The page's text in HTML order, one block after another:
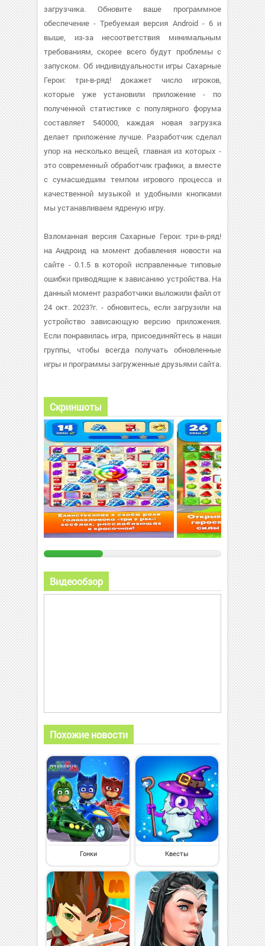
загрузчика. Обновите ваше программное
обеспечение - Требуемая версия Android - 6 и
выше, из-за несоответствия минимальным
требованиям, скорее всего будут проблемы с
запуском. Об индивидуальности игры Сахарные
Герои: три-в-ряд! докажет число игроков,
которые уже установили приложение - по
полученной статистике с популярного форума
составляет 540000, каждая новая загрузка
делает приложение лучше. Разработчик сделал
упор на несколько вещей, главная из которых -
это современный обработчик графики, а вместе
с сумасшедшим темпом игрового процесса и
качественной музыкой и удобными кнопками
мы устанавливаем ядреную игру.
Взломанная версия Сахарные Герои: три-в-ряд!
на Андроид на момент добавления новости на
сайте - 0.1.5 в которой исправленные типовые
ошибки приводящие к зависанию устройства. На
данный момент разработчики выложили файл от
24 окт. 2023?г. - обновитесь, если загрузили на
устройство зависающую версию приложения.
Если понравилась игра, присоединяйтесь в наши
группы, чтобы всегда получать обновленные
игры и программы загруженные друзьями сайта.
Скриншоты
Видеообзор
Похожие новости
Гонки Квесты